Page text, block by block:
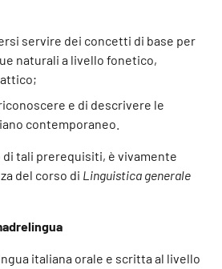
servire dei concetti di base per
naturali a livello fonetico,
e di descrivere le
contemporaneo.
tali prerequisiti, è vivamente
del corso di Linguistica generale
italiana orale e scritta al livello